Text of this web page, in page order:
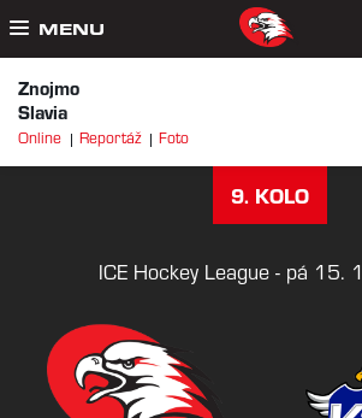
MENU
Znojmo
Slavia
Online Reportáž Foto
9. KOLO
ICE Hockey League - pá 15.